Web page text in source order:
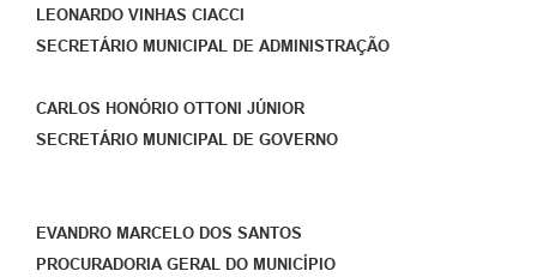
LEONARDO VINHAS CIACCI
SECRETÁRIO MUNICIPAL DE ADMINISTRAÇÃO
CARLOS HONÓRIO OTTONI JÚNIOR
SECRETÁRIO MUNICIPAL DE GOVERNO
EVANDRO MARCELO DOS SANTOS
PROCURADORIA GERAL DO MUNICÍPIO